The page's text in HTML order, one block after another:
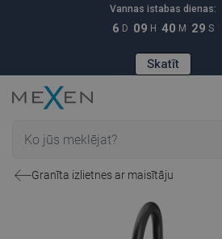
Vannas istabas dienas:
6 D 09 H 40 M 28 S
Skatīt
Granīta izlietnes ar maisītāju